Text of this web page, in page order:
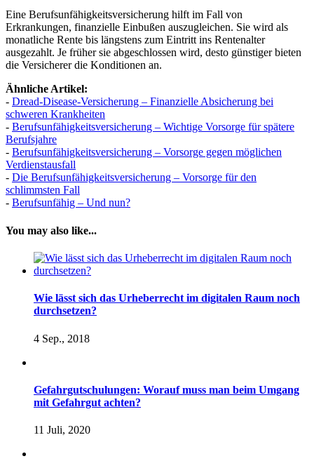
Eine Berufsunfähigkeitsversicherung hilft im Fall von
Erkrankungen, finanzielle Einbußen auszugleichen. Sie wird als
monatliche Rente bis längstens zum Eintritt ins Rentenalter
ausgezahlt. Je früher sie abgeschlossen wird, desto günstiger bieten
die Versicherer die Konditionen an.
Ähnliche Artikel:
- Dread-Disease-Versicherung – Finanzielle Absicherung bei
schweren Krankheiten
- Berufsunfähigkeitsversicherung – Wichtige Vorsorge für spätere
Berufsjahre
- Berufsunfähigkeitsversicherung – Vorsorge gegen möglichen
Verdienstausfall
- Die Berufsunfähigkeitsversicherung – Vorsorge für den
schlimmsten Fall
- Berufsunfähig – Und nun?
You may also like...
Wie lässt sich das Urheberrecht im digitalen Raum noch
durchsetzen?
4 Sep., 2018
Gefahrgutschulungen: Worauf muss man beim Umgang
mit Gefahrgut achten?
11 Juli, 2020